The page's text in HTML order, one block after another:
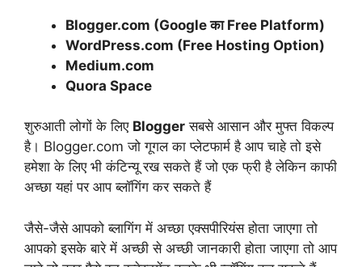
Blogger.com (Google का Free Platform)
WordPress.com (Free Hosting Option)
Medium.com
Quora Space
शुरुआती लोगों के लिए Blogger सबसे आसान और मुफ्त विकल्प
है। Blogger.com जो गूगल का प्लेटफार्म है आप चाहे तो इसे
हमेशा के लिए भी कंटिन्यू रख सकते हैं जो एक फ्री है लेकिन काफी
अच्छा यहां पर आप ब्लॉगिंग कर सकते हैं
जैसे-जैसे आपको ब्लागिंग में अच्छा एक्सपीरियंस होता जाएगा तो
आपको इसके बारे में अच्छी से अच्छी जानकारी होता जाएगा तो आप